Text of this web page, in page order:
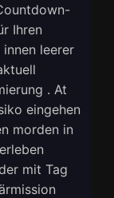
Ihren
leerer
. At
eingehen
morden in
mit Tag